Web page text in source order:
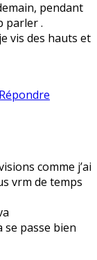
pendant
parler .
vis des hauts et
Répondre
comme j’ai
vrm de temps
se passe bien